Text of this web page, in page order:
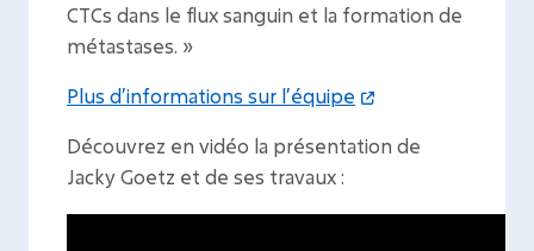
CTCs dans le flux sanguin et la formation de
métastases. »
Plus d’informations sur l’équipe
Découvrez en vidéo la présentation de
Jacky Goetz et de ses travaux :